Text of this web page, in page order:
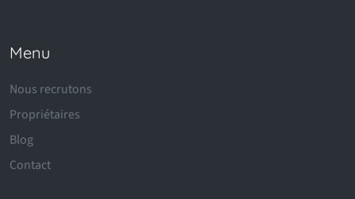
Menu
Nous recrutons
Propriétaires
Blog
Contact